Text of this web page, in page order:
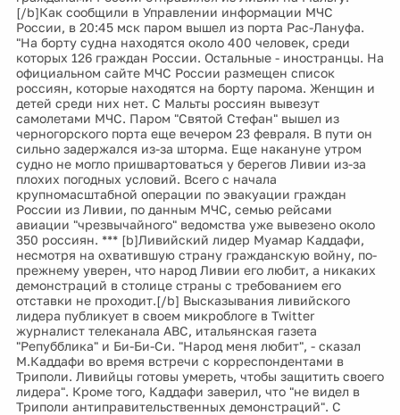
[/b]Как сообщили в Управлении информации МЧС
России, в 20:45 мск паром вышел из порта Рас-Лануфа.
"На борту судна находятся около 400 человек, среди
которых 126 граждан России. Остальные - иностранцы. На
официальном сайте МЧС России размещен список
россиян, которые находятся на борту парома. Женщин и
детей среди них нет. С Мальты россиян вывезут
самолетами МЧС. Паром "Святой Стефан" вышел из
черногорского порта еще вечером 23 февраля. В пути он
сильно задержался из-за шторма. Еще накануне утром
судно не могло пришвартоваться у берегов Ливии из-за
плохих погодных условий. Всего с начала
крупномасштабной операции по эвакуации граждан
России из Ливии, по данным МЧС, семью рейсами
авиации "чрезвычайного" ведомства уже вывезено около
350 россиян. *** [b]Ливийский лидер Муамар Каддафи,
несмотря на охватившую страну гражданскую войну, по-
прежнему уверен, что народ Ливии его любит, а никаких
демонстраций в столице страны с требованием его
отставки не проходит.[/b] Высказывания ливийского
лидера публикует в своем микроблоге в Twitter
журналист телеканала ABC, итальянская газета
"Репубблика" и Би-Би-Си. "Народ меня любит", - сказал
М.Каддафи во время встречи с корреспондентами в
Триполи. Ливийцы готовы умереть, чтобы защитить своего
лидера". Кроме того, Каддафи заверил, что "не видел в
Триполи антиправительственных демонстраций". С